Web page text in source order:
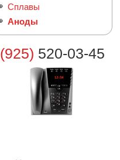
Сплавы
Аноды
(925) 520-03-45